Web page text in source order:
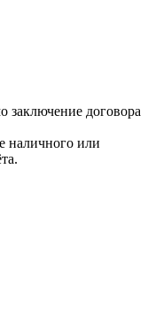
заключение договора
наличного или